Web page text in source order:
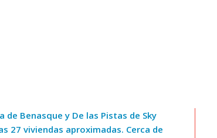
de Benasque y De las Pistas de Sky
27 viviendas aproximadas. Cerca de